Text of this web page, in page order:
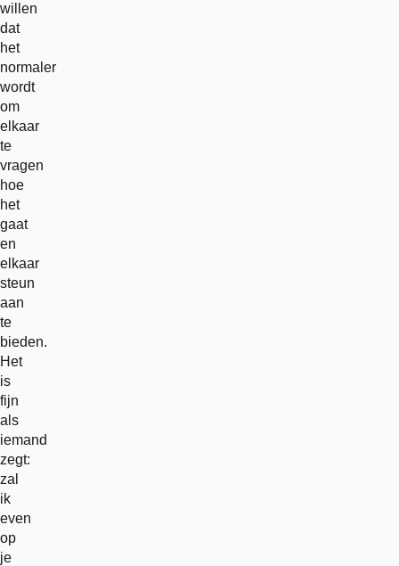
willen
dat
het
normaler
wordt
om
elkaar
te
vragen
hoe
het
gaat
en
elkaar
steun
aan
te
bieden.
Het
is
fijn
als
iemand
zegt:
zal
ik
even
op
je